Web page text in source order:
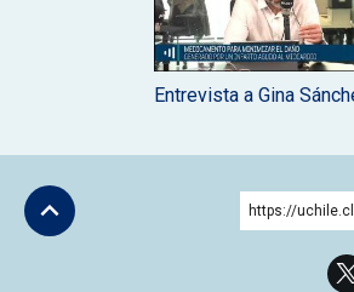
Entrevista a Gina
https://